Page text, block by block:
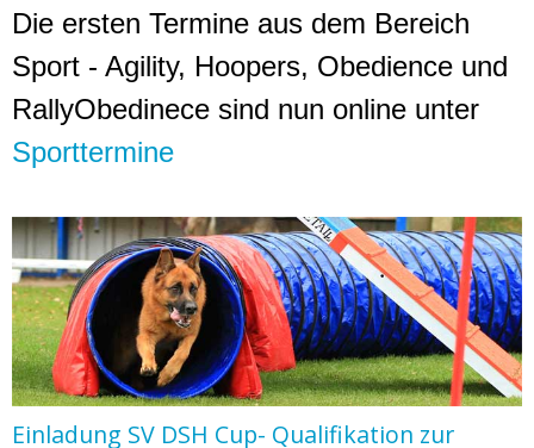
Die ersten Termine aus dem Bereich
Sport - Agility, Hoopers, Obedience und
RallyObedinece sind nun online unter
Sporttermine
Einladung SV DSH Cup- Qualifikation zur